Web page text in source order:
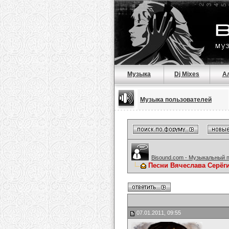
Музыка Dj Mixes
Музыка пользователей
Bisound.com - Музыкальный
Песни Вячеслава
07.01.2011, 09:55